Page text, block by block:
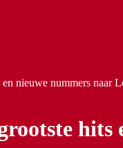
nieuwe nummers naar